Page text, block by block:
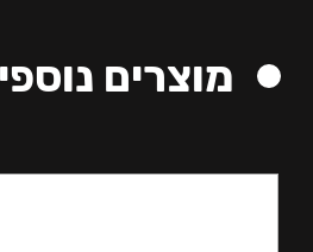
מוצרים